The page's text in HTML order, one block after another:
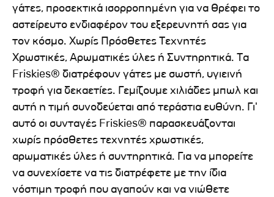
γάτες, προσεκτικά ισορροπημένη για να θρέφει το
αστείρευτο ενδιαφέρον του εξερευνητή σας για
τον κόσμο. Χωρίς Πρόσθετες Τεχνητές
Χρωστικές, Αρωματικές ύλες ή Συντηρητικά. Τα
Friskies® διατρέφουν γάτες με σωστή, υγιεινή
τροφή για δεκαετίες. Γεμίζουμε χιλιάδες μπωλ και
αυτή η τιμή συνοδεύεται από τεράστια ευθύνη. Γι'
αυτό οι συνταγές Friskies® παρασκευάζονται
χωρίς πρόσθετες τεχνητές χρωστικές,
αρωματικές ύλες ή συντηρητικά. Για να μπορείτε
να συνεχίσετε να τις διατρέφετε με την ίδια
νόστιμη τροφή που αγαπούν και να νιώθετε